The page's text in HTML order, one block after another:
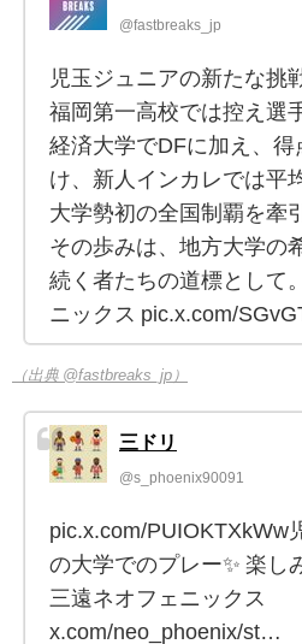
@fastbreaks_jp
児玉ジュニアの新たな挑
福岡第一高校では控え選
経済大学でDFに加え、
け、新人インカレでは平
大学勢初の全国制覇を牽
その歩みは、地方大学の
続く者たちの道標として
ニックス pic.x.com/
（出典 @fastbreaks_jp）
三ドリ
@s_phoenix90091
pic.x.com/PUIOKTXkWw
の大学でのプレー✨ 楽し
三遠ネオフェニックス
x.com/neo_phoenix/st…